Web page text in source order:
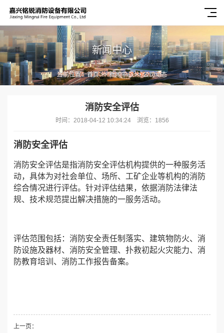
新闻中心
当前位置：首页>>新闻中心>>公司动态
消防安全评估
时间：2018-04-12 10:34:24 浏览：1856
消防安全评估
消防安全评估是指消防安全评估机构提供的一种服务活
动，具体为对社会单位、场所、工矿企业等机构的消防
综合情况进行评估。针对评估结果，依据消防法律法
规、技术规范提出解决措施的一服务活动。
评估范围包括：消防安全责任制落实、建筑物防火、消
防设施及器材、消防安全管理、扑救初起火灾能力、消
防教育培训、消防工作报告备案。
上一页：